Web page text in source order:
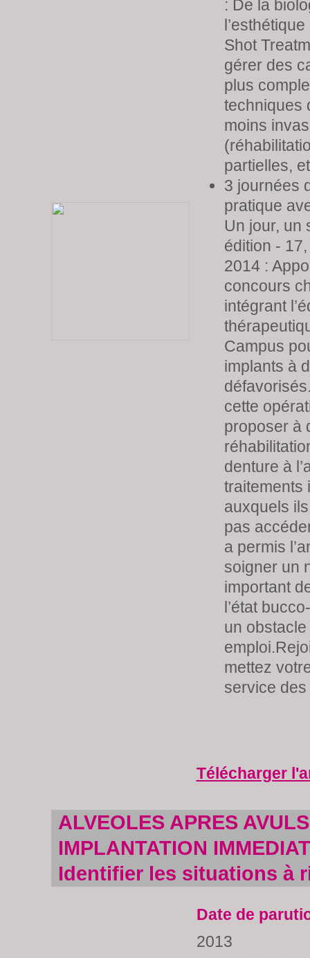
: De la
Shot
gérer des
plus
techniques
moins
partielles,
3 journées
pratique
Un jour, un
édition -
2014 :
concours
intégrant
Campus
implants à
cette
proposer à
denture à
traitements
auxquels
pas
a permis
soigner un
important
l’état
un
mettez
service
Télécharger
ALVEOLES APRES
IMPLANTATION
Identifier les situations à
Date de
2013